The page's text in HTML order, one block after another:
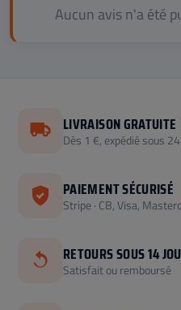
Aucun avis n'a été
LIVRAISON GRATUITE
Dès 1 €, expédié sous
PAIEMENT SÉCURISÉ
Stripe · CB, Visa,
RETOURS SOUS 14
Satisfait ou remboursé